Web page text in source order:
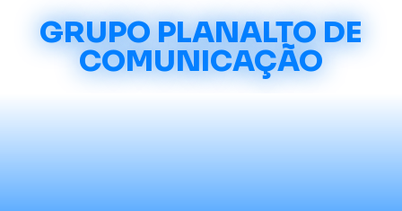
GRUPO PLANALTO DE
COMUNICAÇÃO